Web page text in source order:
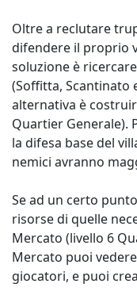
Oltre a reclutare
difendere il proprio
soluzione è
(Soffitta, Scantinato
alternativa è
Quartier Generale).
la difesa base del
nemici avranno
Se ad un certo
risorse di quelle
Mercato (livello 6
Mercato puoi
giocatori, e puoi